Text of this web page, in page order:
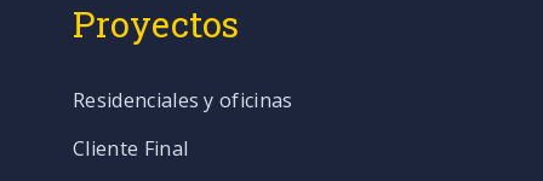
Proyectos
Residenciales y oficinas
Cliente Final